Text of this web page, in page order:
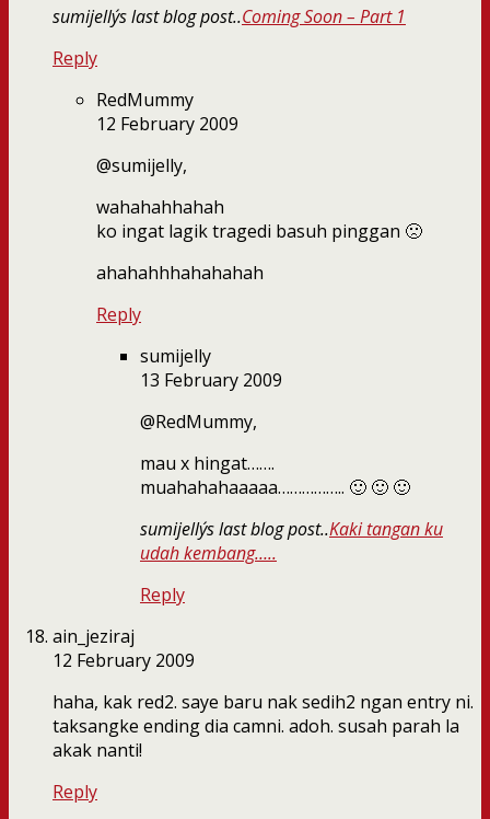
sumijelly´s last blog post..Coming Soon – Part 1
Reply
RedMummy
12 February 2009
@sumijelly,
wahahahhahah
ko ingat lagik tragedi basuh pinggan 🙁
ahahahhhahahahah
Reply
sumijelly
13 February 2009
@RedMummy,
mau x hingat…….
muahahahaaaaa…………….. 🙂 🙂 🙂
sumijelly´s last blog post..Kaki tangan ku
udah kembang…..
Reply
ain_jeziraj
12 February 2009
haha, kak red2. saye baru nak sedih2 ngan entry ni.
taksangke ending dia camni. adoh. susah parah la
akak nanti!
Reply